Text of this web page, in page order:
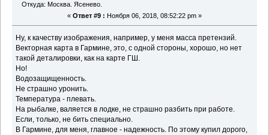
Откуда: Москва. Ясенево.
« Ответ #9 : Ноября 06, 2018, 08:52:22 pm »
Ну, к качеству изображения, например, у меня масса претензий.
Векторная карта в Гармине, это, с одной стороны, хорошо, но нет
такой деталировки, как на карте ГШ.
Но!
Водозащищенность.
Не страшно уронить.
Температура - плевать.
На рыбалке, валяется в лодке, не страшно разбить при работе.
Если, только, не бить специально.
В Гармине, для меня, главное - надежность. По этому купил дорого,